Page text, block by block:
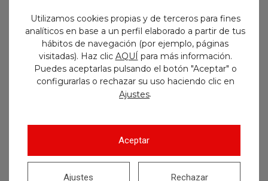
se tiran a la basura. Son actos, no
reglamentos.
En consecuencia, si quieren argumentar
su nulidad de pleno derecho, tendrán que
intentar encajarlo en alguno de los
47.2 LPAC. De hecho, es que si se tratara
de normas reglamentarias, el recurso lo
TSJ y no ante el Juzgado de lo
Utilizamos cookies propias y de terceros para fines
analíticos en base a un perfil elaborado a partir de tus
hábitos de navegación (por ejemplo, páginas
visitadas). Haz clic AQUÍ para más información.
Puedes aceptarlas pulsando el botón "Aceptar" o
configurarlas o rechazar su uso haciendo clic en
Ajustes.
Aceptar
Rechazar
Ajustes